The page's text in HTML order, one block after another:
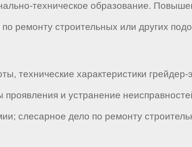
техническое образование.
ремонту строительных или других
технические характеристики
и устранение
слесарное дело по ремонту